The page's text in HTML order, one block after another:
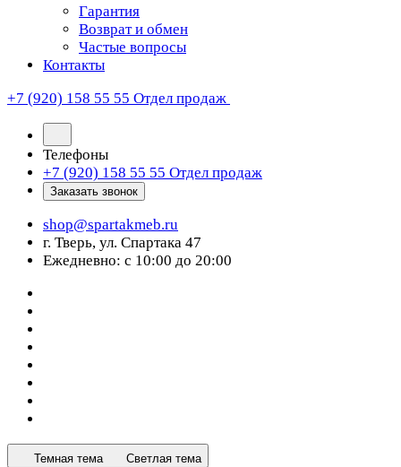
Гарантия
Возврат и обмен
Частые вопросы
Контакты
+7 (920) 158 55 55 Отдел продаж
Телефоны
+7 (920) 158 55 55 Отдел продаж
Заказать звонок
shop@spartakmeb.ru
г. Тверь, ул. Спартака 47
Ежедневно: с 10:00 до 20:00
Темная тема Светлая тема